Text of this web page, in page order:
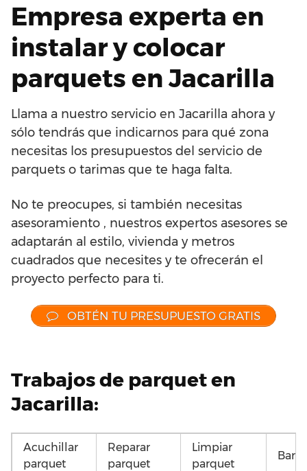
Empresa experta en
instalar y colocar
parquets en Jacarilla
Llama a nuestro servicio en Jacarilla ahora y
sólo tendrás que indicarnos para qué zona
necesitas los presupuestos del servicio de
parquets o tarimas que te haga falta.
No te preocupes, si también necesitas
asesoramiento , nuestros expertos asesores se
adaptarán al estilo, vivienda y metros
cuadrados que necesites y te ofrecerán el
proyecto perfecto para ti.
OBTÉN TU PRESUPUESTO GRATIS
Trabajos de parquet en
Jacarilla:
Acuchillar
parquet
Reparar
parquet
Limpiar
parquet